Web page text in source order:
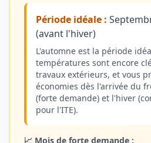
Période idéale :
(avant l'hiver)
L'automne est la période
températures sont encore
travaux extérieurs, et vous
économies dès l'arrivée du
(forte demande) et l'hiver
pour l'ITE).
📈 Mois de forte demande :